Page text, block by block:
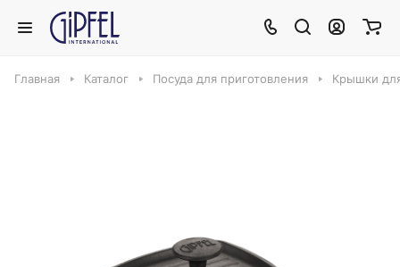
Главная Каталог Посуда для приготовления Крышки